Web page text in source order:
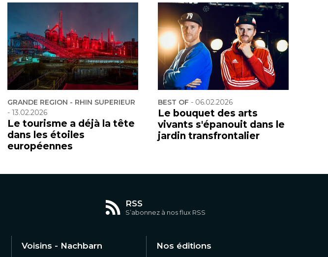
GRANDE REGION - RHIN SUPERIEUR
- 13.02.2026
Le tourisme a déjà la tête
dans les étoiles
européennes
BEST OF - 06.02.2026
Le bouquet des arts
vivants s'épanouit dans le
jardin transfrontalier
RSS
S’abonnez à nos flux RSS
Voisins - Nachbarn Nos éditions